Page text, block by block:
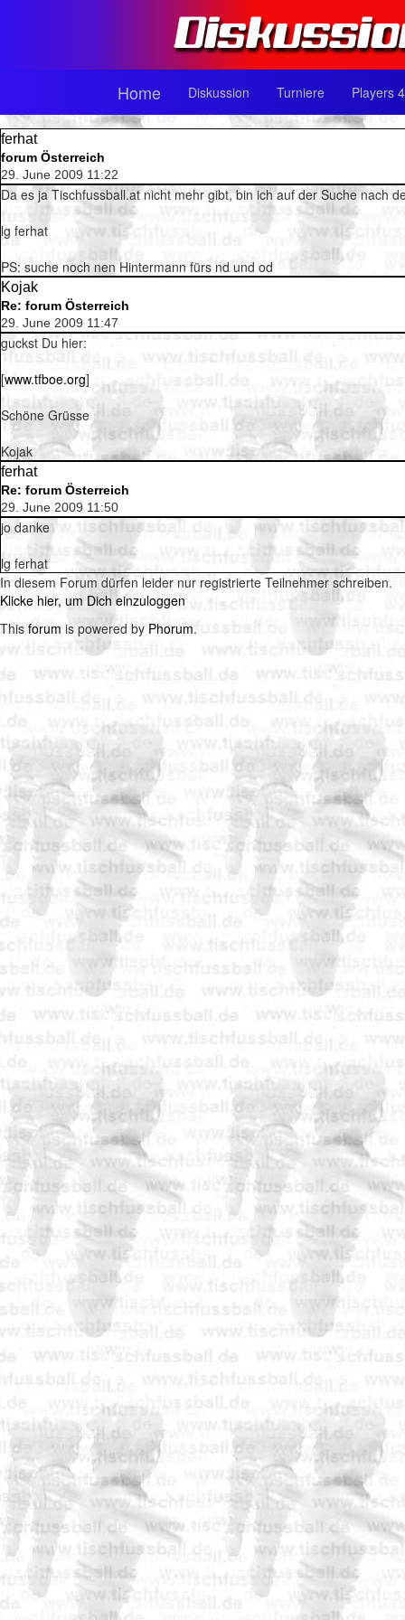
Home Diskussion Turniere Players
ferhat
forum Österreich
29. June 2009 11:22
Da es ja Tischfussball.at nicht mehr gibt, bin ich auf der Suche nach
lg ferhat
PS: suche noch nen Hintermann fürs nd und od
Kojak
Re: forum Österreich
29. June 2009 11:47
guckst Du hier:
[www.tfboe.org]
Schöne Grüsse
Kojak
ferhat
Re: forum Österreich
29. June 2009 11:50
jo danke
lg ferhat
In diesem Forum dürfen leider nur registrierte Teilnehmer schreiben.
Klicke hier, um Dich einzuloggen
This forum is powered by Phorum.